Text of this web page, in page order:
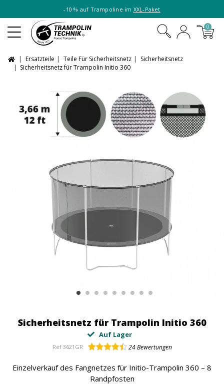
-10 % auf Trampoline im XXL-Paket
0
Ersatzteile Teile Für Sicherheitsnetz
Sicherheitsnetz
Sicherheitsnetz für Trampolin Initio 360
Sicherheitsnetz für Trampolin Initio 360
Auf Lager
Ref 3621GR 24Bewertungen
Einzelverkauf des Fangnetzes für Initio-Trampolin 360 – 8
Randpfosten